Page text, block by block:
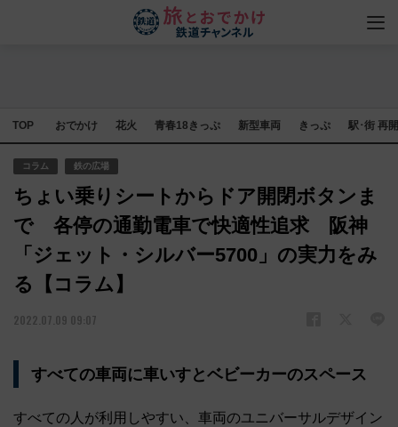
TOP おでかけ 花火 青春18きっぷ 新型車両 きっぷ 駅･街 再
コラム 鉄の広場
ちょい乗りシートからドア開閉ボタンま
で 各停の通勤電車で快適性追求 阪神
「ジェット・シルバー5700」の実力をみ
る【コラム】
2022.07.09 09:07
すべての車両に車いすとベビーカーのスペース
すべての人が利用しやすい、車両のユニバーサルデザイン